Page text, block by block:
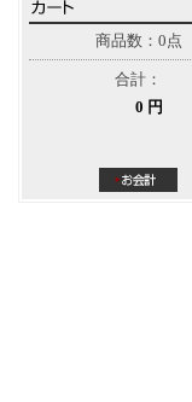
商品数：0点
合計：
0 円